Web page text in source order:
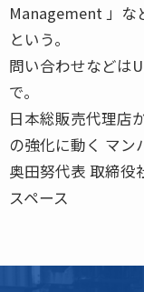
Management 」な
という。
問い合わせなど
で。
日本総販売代理店
の強化に動く マン
奥田努代表 取締役
スペース